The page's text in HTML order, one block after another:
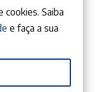
ADICIONAR
€O
10%
Sucessões
cookies. Saiba
e faça a sua